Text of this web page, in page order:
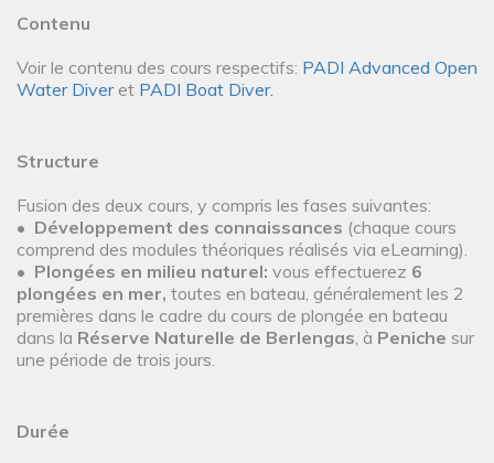
Contenu
Voir le contenu des cours respectifs: PADI Advanced Open
Water Diveret PADI Boat Diver.
Structure
Fusion des deux cours, y compris les fases suivantes:
• Développement des connaissances (chaque cours
comprend des modules théoriques réalisés via eLearning).
• Plongées en milieu naturel: vous effectuerez 6
plongées en mer, toutes en bateau, généralement les 2
premières dans le cadre du cours de plongée en bateau
dans la Réserve Naturelle de Berlengas, à Peniche sur
une période de trois jours.
Durée